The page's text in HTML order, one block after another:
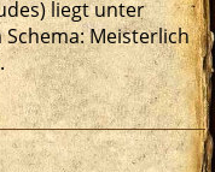
liegt unter
Meisterlich